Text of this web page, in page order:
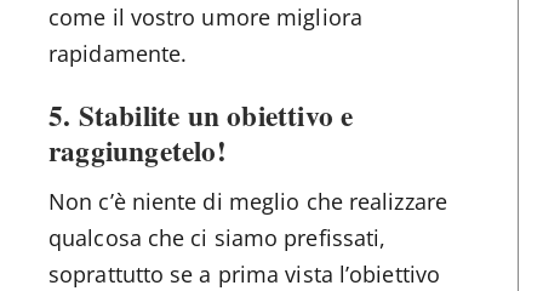
come il vostro umore migliora
rapidamente.
5. Stabilite un obiettivo e
raggiungetelo!
Non c’è niente di meglio che realizzare
qualcosa che ci siamo prefissati,
soprattutto se a prima vista l’obiettivo